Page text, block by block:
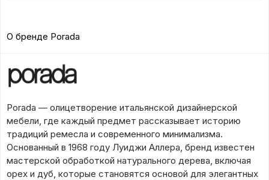
О бренде Porada
Porada — олицетворение итальянской дизайнерской
мебели, где каждый предмет рассказывает историю
традиций ремесла и современного минимализма.
Основанный в 1968 году Луиджи Аллера, бренд известен
мастерской обработкой натурального дерева, включая
орех и дуб, которые становятся основой для элегантных